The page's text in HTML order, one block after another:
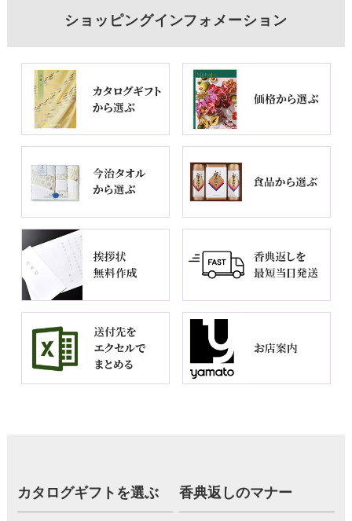
ショッピングインフォメーション
カタログギフトを選ぶ 香典返しのマナー